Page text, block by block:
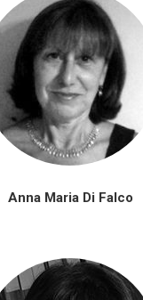
Anna Maria Di Falco